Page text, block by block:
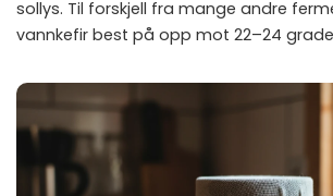
sollys. Til forskjell fra mange andre
vannkefir best på opp mot 22–24